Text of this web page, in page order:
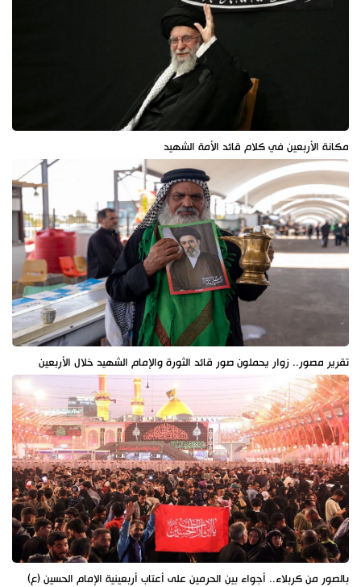
مكانة الأربعين في كلام قائد الأمة الشهيد
تقرير مصور.. زوار يحملون صور قائد الثورة والإمام الشهيد خلال الأربعين
بالصور من كربلاء.. أجواء بين الحرمين على أعتاب أربعينية الإمام الحسين (ع)